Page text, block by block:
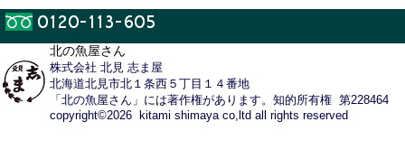
北の魚屋さん
株式会社 北見 志ま屋
北海道北見市北１条西５丁目１４番地
「北の魚屋さん」には著作権があります。知的所有権 第228464
copyright©2026 kitami shimaya co,ltd all rights reserved